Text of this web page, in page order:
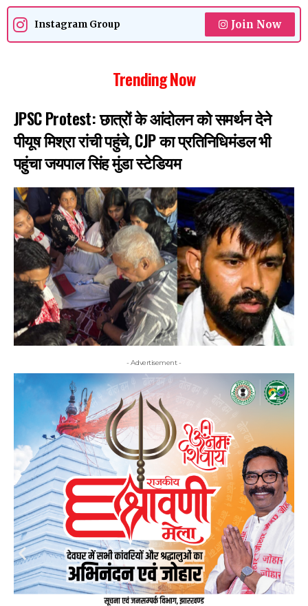
Instagram Group Join Now
Trending Now
JPSC Protest: छात्रों के आंदोलन को समर्थन देने
पीयूष मिश्रा रांची पहुंचे, CJP का प्रतिनिधिमंडल भी
पहुंचा जयपाल सिंह मुंडा स्टेडियम
- Advertisement -